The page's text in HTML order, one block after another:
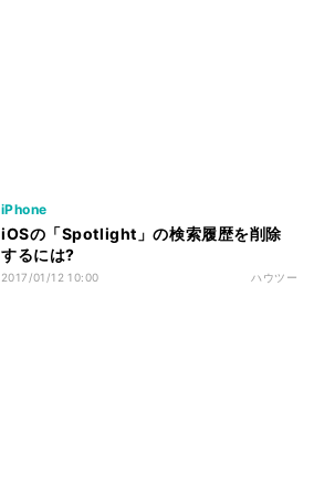
iPhone
iOSの「Spotlight」の検索履歴を削除
するには?
2017/01/12 10:00 ハウツー